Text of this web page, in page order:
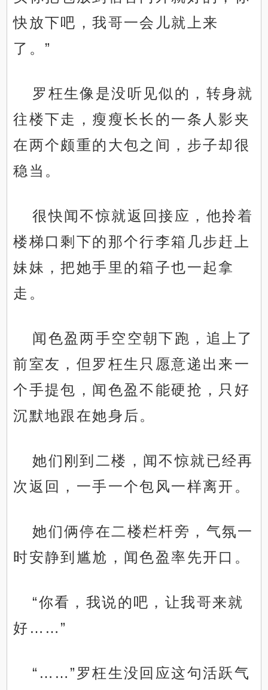
快放下吧，我哥一会儿就上来
了。”
罗枉生像是没听见似的，转身就
往楼下走，瘦瘦长长的一条人影夹
在两个颇重的大包之间，步子却很
稳当。
很快闻不惊就返回接应，他拎着
楼梯口剩下的那个行李箱几步赶上
妹妹，把她手里的箱子也一起拿
走。
闻色盈两手空空朝下跑，追上了
前室友，但罗枉生只愿意递出来一
个手提包，闻色盈不能硬抢，只好
沉默地跟在她身后。
她们刚到二楼，闻不惊就已经再
次返回，一手一个包风一样离开。
她们俩停在二楼栏杆旁，气氛一
时安静到尴尬，闻色盈率先开口。
“你看，我说的吧，让我哥来就
好……”
“……”罗枉生没回应这句活跃气